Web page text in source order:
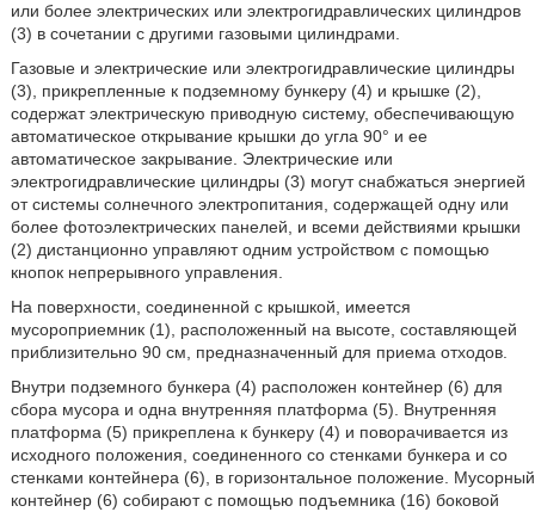
или более электрических или электрогидравлических цилиндров
(3) в сочетании с другими газовыми цилиндрами.
Газовые и электрические или электрогидравлические цилиндры
(3), прикрепленные к подземному бункеру (4) и крышке (2),
содержат электрическую приводную систему, обеспечивающую
автоматическое открывание крышки до угла 90° и ее
автоматическое закрывание. Электрические или
электрогидравлические цилиндры (3) могут снабжаться энергией
от системы солнечного электропитания, содержащей одну или
более фотоэлектрических панелей, и всеми действиями крышки
(2) дистанционно управляют одним устройством с помощью
кнопок непрерывного управления.
На поверхности, соединенной с крышкой, имеется
мусороприемник (1), расположенный на высоте, составляющей
приблизительно 90 см, предназначенный для приема отходов.
Внутри подземного бункера (4) расположен контейнер (6) для
сбора мусора и одна внутренняя платформа (5). Внутренняя
платформа (5) прикреплена к бункеру (4) и поворачивается из
исходного положения, соединенного со стенками бункера и со
стенками контейнера (6), в горизонтальное положение. Мусорный
контейнер (6) собирают с помощью подъемника (16) боковой